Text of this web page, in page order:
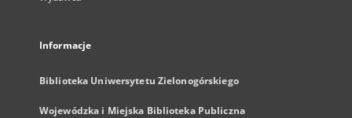
Informacje
Biblioteka Uniwersytetu Zielonogórskiego
Wojewódzka i Miejska Biblioteka Publiczna